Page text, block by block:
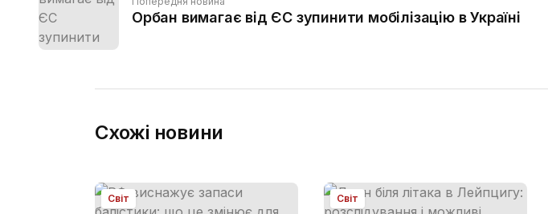
Орбан вимагає від ЄС зупинити мобілізацію в Україні
Схожі новини
Світ Світ